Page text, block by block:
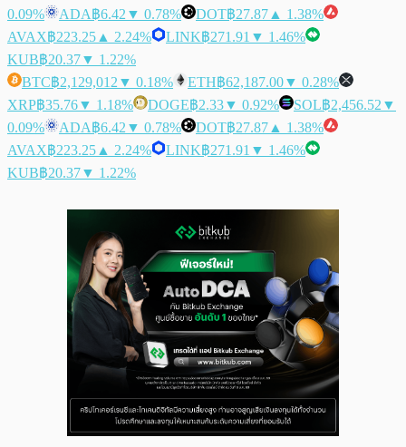
0.09%
ADA฿6.42 ▼ 0.78% DOT฿27.87 ▲ 1.38%
AVAX฿223.25 ▲ 2.24% LINK฿271.91 ▼ 1.46%
KUB฿20.37▼ 1.22%
BTC฿2,129,012 ▼ 0.18% ETH฿62,187.00▼ 0.28%
XRP฿35.76▼ 1.18% DOGE฿2.33▼ 0.92% SOL฿2,456.52 ▼
0.09%
ADA฿6.42 ▼ 0.78% DOT฿27.87 ▲ 1.38%
AVAX฿223.25 ▲ 2.24% LINK฿271.91 ▼ 1.46%
KUB฿20.37▼ 1.22%